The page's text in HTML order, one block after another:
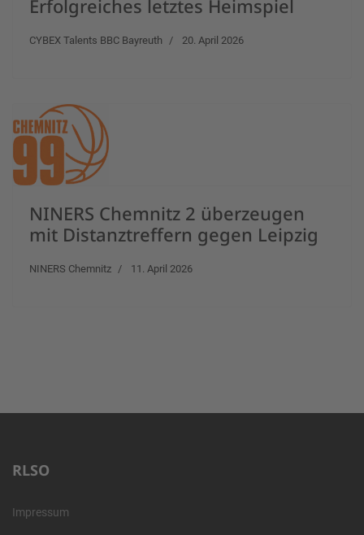
Erfolgreiches letztes Heimspiel
CYBEX Talents BBC Bayreuth 20. April 2026
NINERS Chemnitz 2 überzeugen
mit Distanztreffern gegen Leipzig
NINERS Chemnitz 11. April 2026
RLSO
Impressum